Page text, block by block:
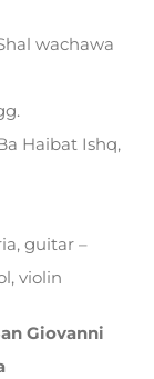
wachawa
Haibat Ishq,
guitar –
violin
Giovanni